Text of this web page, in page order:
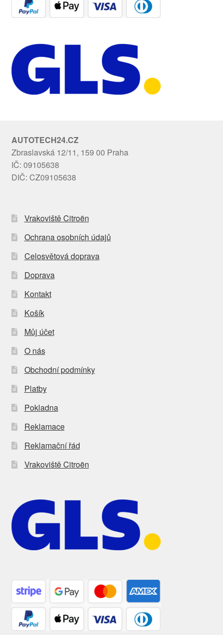
AUTOTECH24.CZ
Zbraslavská 12/11, 159 00 Praha
IČ: 09105638
DIČ: CZ09105638
Vrakoviště Citroën
Ochrana osobních údajů
Celosvětová doprava
Doprava
Kontakt
Košík
Můj účet
O nás
Obchodní podmínky
Platby
Pokladna
Reklamace
Reklamační řád
Vrakoviště Citroën